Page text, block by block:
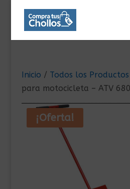
Inicio / Todos los Productos
para motocicleta – ATV
¡Oferta!